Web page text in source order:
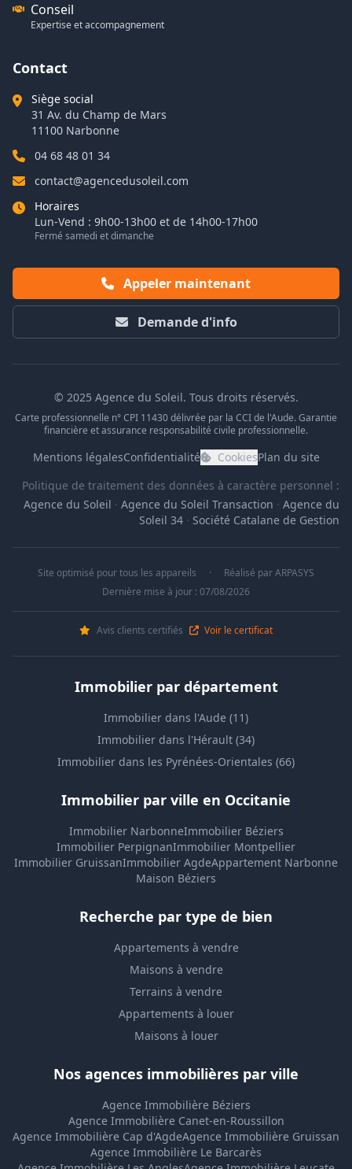
Conseil
Expertise et accompagnement
Contact
Siège social
31 Av. du Champ de Mars
11100 Narbonne
04 68 48 01 34
contact@agencedusoleil.com
Horaires
Lun-Vend : 9h00-13h00 et de 14h00-17h00
Fermé samedi et dimanche
Appeler maintenant
Demande d'info
© 2025 Agence du Soleil. Tous droits réservés.
Carte professionnelle n° CPI 11430 délivrée par la CCI de l'Aude. Garantie
financière et assurance responsabilité civile professionnelle.
Mentions légalesConfidentialité CookiesPlan du site
Politique de traitement des données à caractère personnel :
Agence du Soleil · Agence du Soleil Transaction · Agence du
Soleil 34 · Société Catalane de Gestion
Site optimisé pour tous les appareils · Réalisé parARPASYS
Dernière mise à jour : 07/08/2026
Avis clients certifiés Voir le certificat
Immobilier par département
Immobilier dans l'Aude (11)
Immobilier dans l'Hérault (34)
Immobilier dans les Pyrénées-Orientales (66)
Immobilier par ville en Occitanie
Immobilier NarbonneImmobilier Béziers
Immobilier PerpignanImmobilier Montpellier
Immobilier GruissanImmobilier AgdeAppartement Narbonne
Maison Béziers
Recherche par type de bien
Appartements à vendre
Maisons à vendre
Terrains à vendre
Appartements à louer
Maisons à louer
Nos agences immobilières par ville
Agence Immobilière Béziers
Agence Immobilière Canet-en-Roussillon
Agence Immobilière Cap d'AgdeAgence Immobilière Gruissan
Agence Immobilière Le Barcarès